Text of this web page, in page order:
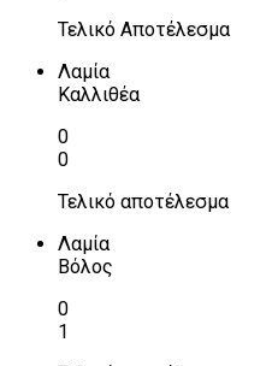
Τελικό Αποτέλεσμα
Λαμία
Καλλιθέα
0
0
Τελικό αποτέλεσμα
Λαμία
Βόλος
0
1